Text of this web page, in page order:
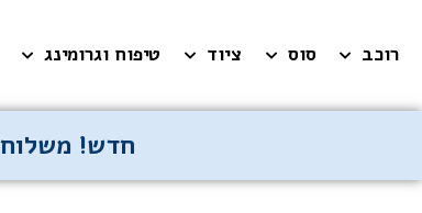
רוכב סוס ציוד טיפוח וגרומינג
חדש! משלוח